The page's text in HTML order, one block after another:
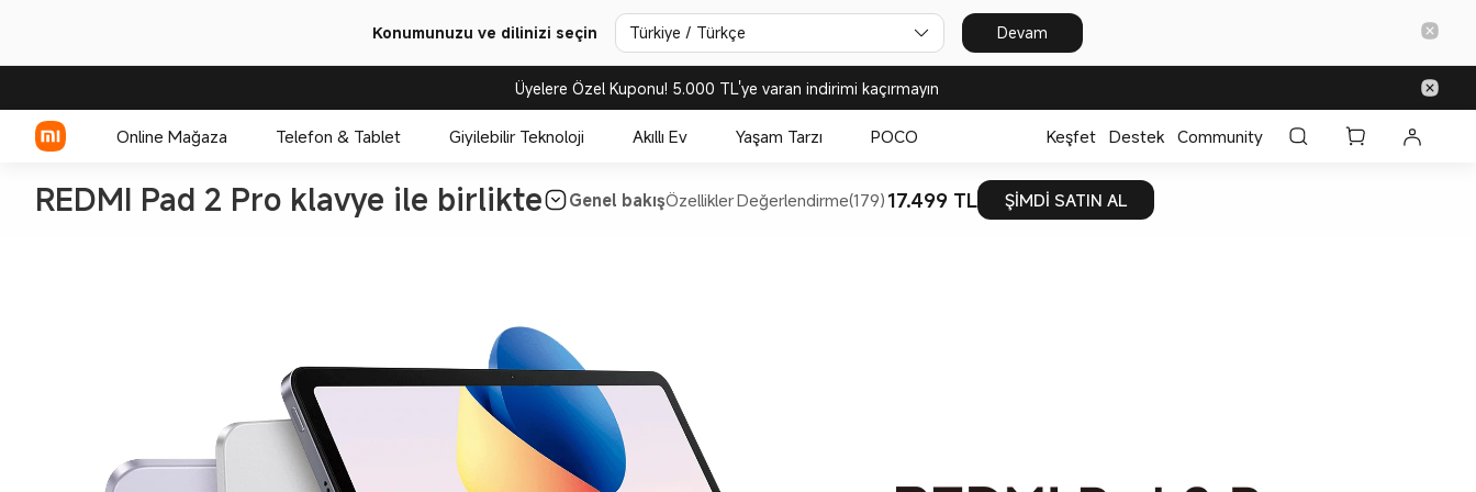
Konumunuzu ve dilinizi seçin Türkiye / Türkçe Devam
Üyelere Özel Kuponu! 5.000 TL'ye varan indirimi kaçırmayın
Online Mağaza Telefon & Tablet Giyilebilir Teknoloji Akıllı Ev Yaşam Tarzı POCO Keşfet Destek Community
Genel bakışÖzelliklerDeğerlendirme(179) 17.499 TL ŞİMDİ SATIN AL